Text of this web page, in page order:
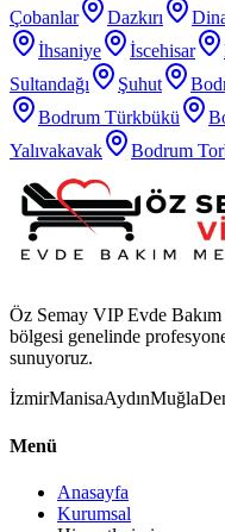
Çobanlar
Dazkırı
İhsaniye
İscehisar
Sultandağı
Şuhut
Bodrum Türkbükü
Yalıvakavak
Bodrum
Öz Semay VIP Evde
bölgesi genelinde
sunuyoruz.
İzmirManisaAydınMuğla
Menü
Anasayfa
Kurumsal